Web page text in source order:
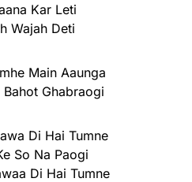
Kar Leti
Wajah Deti
Main Aaunga
Bahot Ghabraogi
Di Hai Tumne
So Na Paogi
Di Hai Tumne